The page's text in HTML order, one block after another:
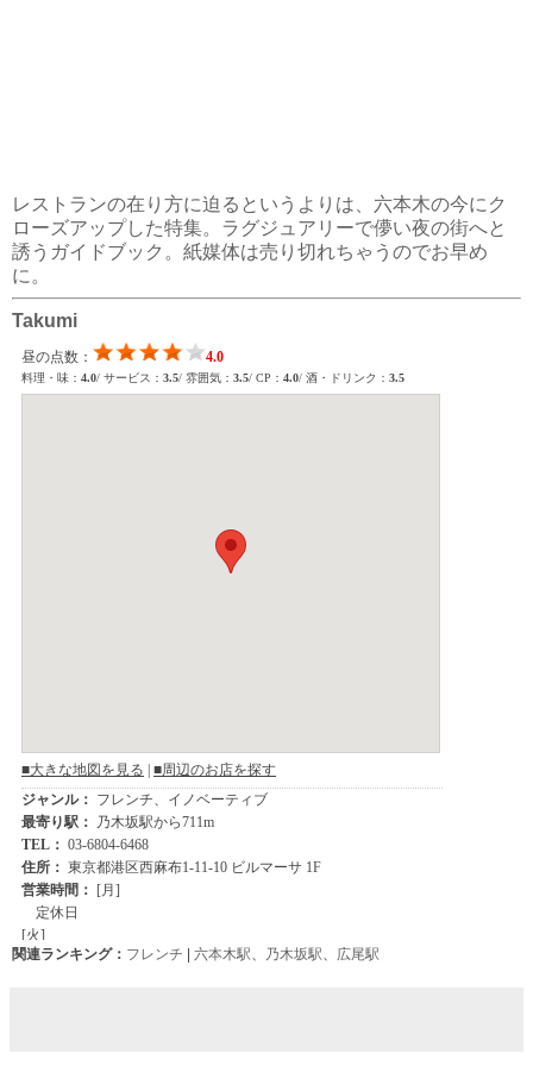
レストランの在り方に迫るというよりは、六本木の今にク
ローズアップした特集。ラグジュアリーで儚い夜の街へと
誘うガイドブック。紙媒体は売り切れちゃうのでお早め
に。
Takumi
関連ランキング： フレンチ | 六本木駅 乃木坂駅 広尾駅